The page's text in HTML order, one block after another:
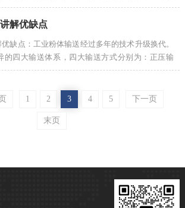
送概念，在设计、选型、安装、调试与应用维护
解优缺点
缺点：工业粉体输送经过多年的技术升级换代。
的四大输送体系，四大输送方式分别为：正压输
、传送带四种。到底哪一种才是真空输送松散物
1 2 3 4 5 下一页
末页